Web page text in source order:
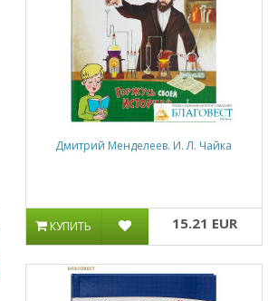
Дмитрий Менделеев. И. Л. Чайка
КУПИТЬ 15.21 EUR